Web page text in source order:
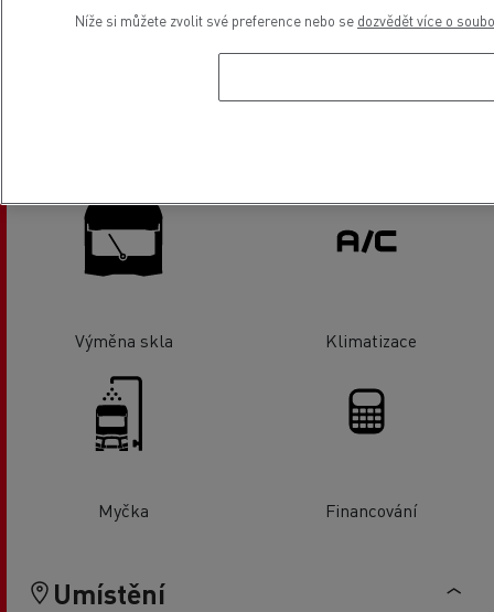
Výměna skla Klimatizace
Myčka Financování
Umístění
Níže si můžete zvolit své preference nebo se dozvědět více o